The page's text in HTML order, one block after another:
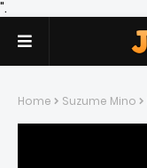
".
Home Suzume Mino